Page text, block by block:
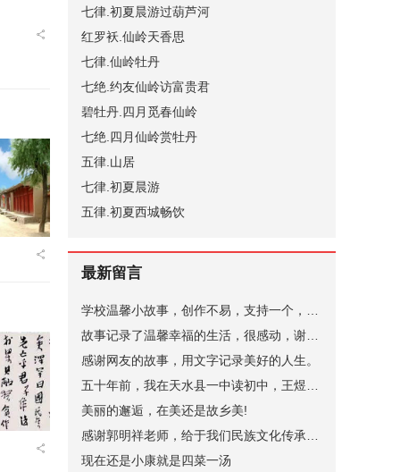
七律.初夏晨游过葫芦河
红罗袄.仙岭天香思
七律.仙岭牡丹
七绝.约友仙岭访富贵君
碧牡丹.四月觅春仙岭
七绝.四月仙岭赏牡丹
五律.山居
七律.初夏晨游
五律.初夏西城畅饮
最新留言
感谢网友的故事，用文字记录美好的人生。
美丽的邂逅，在美还是故乡美!
现在还是小康就是四菜一汤